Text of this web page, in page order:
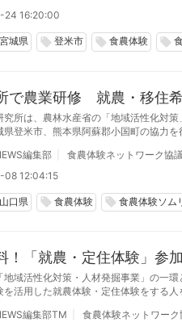
る。 滋賀県東近江市、長崎県大村市は、
24 16:20:00
宮城県 local_offer 登米市 local_offer 食農体験 local_offer
で農業研修 就農・移住希
究所は、農林水産省の「地域活性化対
県登米市、熊本県阿蘇郡小国町の協力
くり、農家レストランでのサービス、
る。 滋賀県東近江市、長崎県大村市は
編集部
食農体験ネットワーク協
08 12:04:15
山口県 local_offer 食農体験 local_offer 食農体験ソム
！「就農・定住体験」参
地域活性化対策・人材発掘事業」の一
を活用した就農体験・定住体験をする
編集部TM
食農体験ネットワーク